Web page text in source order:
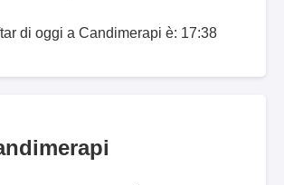
di oggi a Candimerapi è: 17:38